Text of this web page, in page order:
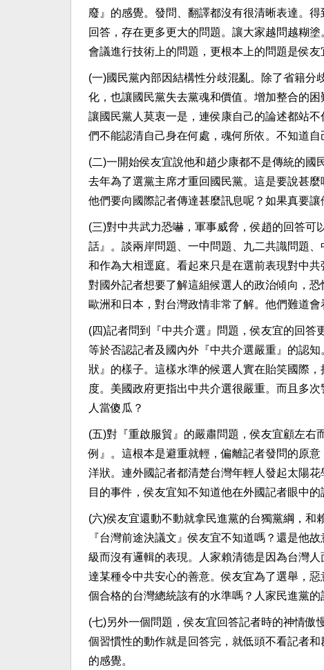
廢』的感覺。發問、翻譯都沒有很清晰表達。
回答，存在更多更大的問題。讓大家越問越糊
會議進行技術上的問題，更根本上的問題是侯
(一)國民黨內部因結構性分歧混亂。除了省籍
化，也讓國民黨失去黨魂和價值。增加整合的
讓國民黨人莫衷一是，連侯康自己的論述都站
們不能認清自己身在何處，魂何所依。不知道
(二)一開始侯友宜說他和趙少康都不是傳統的國
去年為了選黨主席才重回國民黨。這是要說甚
他們要向國際記者傳達甚麼訊息呢？如果真要
(三)對中共武力恐嚇，軍事威脅，侯趙的回答可
話』。談兩岸問題、一中問題、九二共識問題
和作為大相逕庭。看起來只是在選前表現對中
對國外記者想要了解這組候選人的政治傾向，
歐洲和日本，對台灣政情非常了解。他們難道會
(四)記者問到『中共介選』問題，侯友宜的回答
等於否認記者及國內外『中共介選嚴重』的認
狀』的樣子。這樣水準的候選人實在貽笑國際
度。美國政府更指出中共介選很嚴重。而且多
人當傻瓜？
(五)對『重啟服貿』的嚴肅問題，侯友宜顧左
例』。這根本是避重就輕，偏離記者發問的原
洋狀。連外國記者都清楚台灣年輕人發起太陽
目的事件，侯友宜知不知道他在外國記者眼中的
(六)侯友宜還動不動就拿民進黨的台獨黨綱，
『台灣前途決議文』侯友宜不知道嗎？還是他
級而沒有邏輯的表現。人家賴清德是因為台灣
達某種令中共安心的善意。侯友宜為了選舉，
個合格的台灣總統該有的水準嗎？人家民進黨
(七)另外一個問題，侯友宜回答記者時的神情
個習慣性的動作就是回答完，就低頭不看記者
的感覺。